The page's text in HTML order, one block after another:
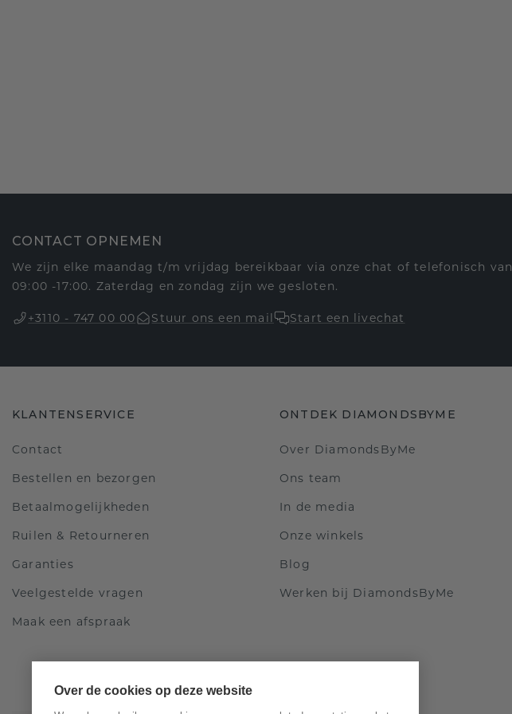
CONTACT OPNEMEN
We zijn elke maandag t/m vrijdag bereikbaar via onze chat of telefonisch van
09:00 -17:00. Zaterdag en zondag zijn we gesloten.
+3110 - 747 00 00 Stuur ons een mail Start een livechat
KLANTENSERVICE
Contact
Bestellen en bezorgen
Betaalmogelijkheden
Ruilen & Retourneren
Garanties
Veelgestelde vragen
Maak een afspraak
ONTDEK DIAMONDSBYME
Over DiamondsByMe
Ons team
In de media
Onze winkels
Blog
Werken bij DiamondsByMe
Over de cookies op deze website